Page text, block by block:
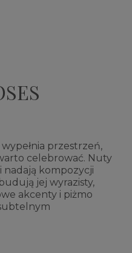
przestrzeń,
celebrować. Nuty
nadają kompozycji
jej wyrazisty,
akcenty i piżmo